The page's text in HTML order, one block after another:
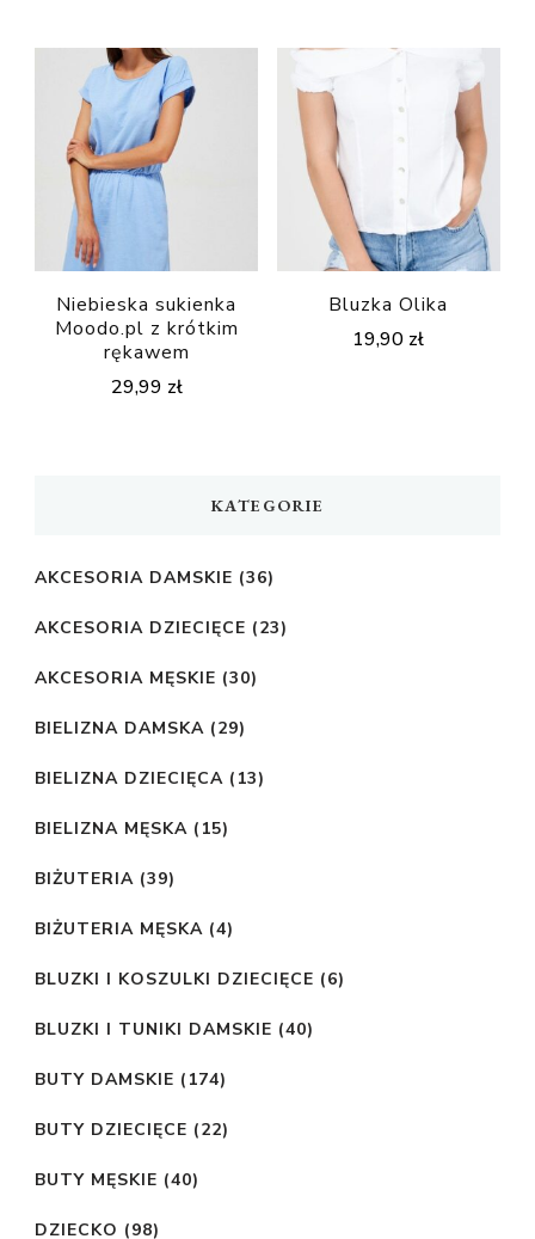
Niebieska sukienka
Moodo.pl z krótkim
rękawem
29,99 zł
Bluzka Olika
19,90 zł
KATEGORIE
AKCESORIA DAMSKIE (36)
AKCESORIA DZIECIĘCE (23)
AKCESORIA MĘSKIE (30)
BIELIZNA DAMSKA (29)
BIELIZNA DZIECIĘCA (13)
BIELIZNA MĘSKA (15)
BIŻUTERIA (39)
BIŻUTERIA MĘSKA (4)
BLUZKI I KOSZULKI DZIECIĘCE (6)
BLUZKI I TUNIKI DAMSKIE (40)
BUTY DAMSKIE (174)
BUTY DZIECIĘCE (22)
BUTY MĘSKIE (40)
DZIECKO (98)